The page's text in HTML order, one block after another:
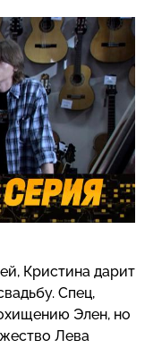
Кристина дарит
Спец,
Элен, но
Лева